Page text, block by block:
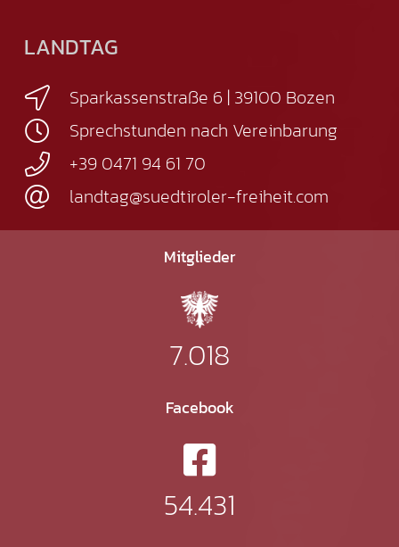
LANDTAG
Sparkassenstraße 6 | 39100 Bozen
Sprechstunden nach Vereinbarung
+39 0471 94 61 70
landtag@suedtiroler-freiheit.com
Mitglieder
7.018
Facebook
54.431